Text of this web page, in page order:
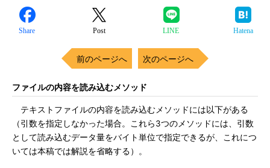
Share Post LINE Hatena
前のページへ 次のページへ
ファイルの内容を読み込むメソッド
テキストファイルの内容を読み込むメソッドには以下がある
（引数を指定しなかった場合。これら3つのメソッドには、引数
として読み込むデータ量をバイト単位で指定できるが、これにつ
いては本稿では解説を省略する）。